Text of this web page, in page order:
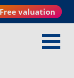
Free valuation